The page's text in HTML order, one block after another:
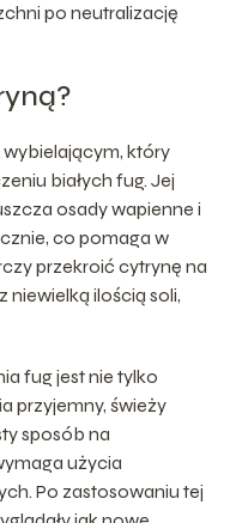
po neutralizację
który
białych fug. Jej
osady wapienne i
co pomaga w
przekroić cytrynę na
niewielką ilością soli,
fug jest nie tylko
przyjemny, świeży
sposób na
użycia
Po zastosowaniu tej